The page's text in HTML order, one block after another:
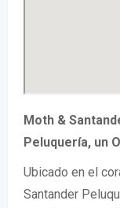
Moth &
Peluquería, un
Ubicado en el
Santander